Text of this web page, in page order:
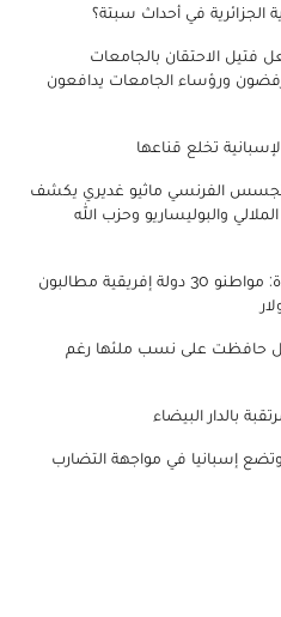
الجزائرية في أحداث سبتة؟
الاحتقان بالجامعات
ورؤساء الجامعات يدافعون
تخلع قناعها
الفرنسي ماثيو غديري يكشف
والبوليساريو وحزب الله
تأشيرة الدخول للولايات المتحدة: مواطنو 30 دولة إفريقية مطالبون
حافظت على نسب ملئها رغم
بالدار البيضاء
إسبانيا في مواجهة التضارب